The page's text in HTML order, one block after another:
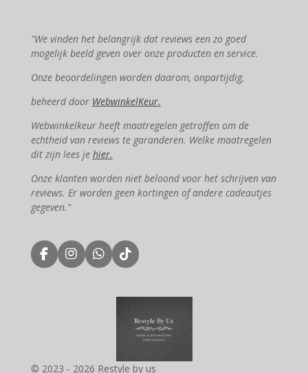
"We vinden het belangrijk dat reviews een zo goed
mogelijk beeld geven over onze producten en service.
Onze beoordelingen worden daarom, onpartijdig,
beheerd door WebwinkelKeur.
Webwinkelkeur heeft maatregelen getroffen om de
echtheid van reviews te garanderen. Welke maatregelen
dit zijn lees je hier.
Onze klanten worden niet beloond voor het schrijven van
reviews. Er worden geen kortingen of andere cadeautjes
gegeven."
F
a
I
n
W
h
T
i
T
© 2023 - 2026 Restyle by us